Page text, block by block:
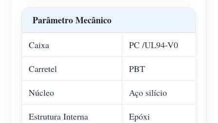
Parâmetro Mecânico
Caixa PC /UL94-V0
Carretel PBT
Núcleo Aço silício
Estrutura Interna Epóxi